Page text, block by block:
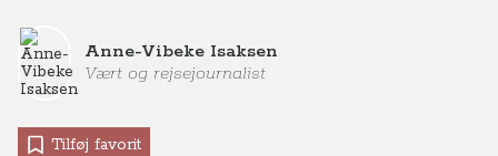
Anne-Vibeke Isaksen
Vært og rejsejournalist
Tilføj favorit